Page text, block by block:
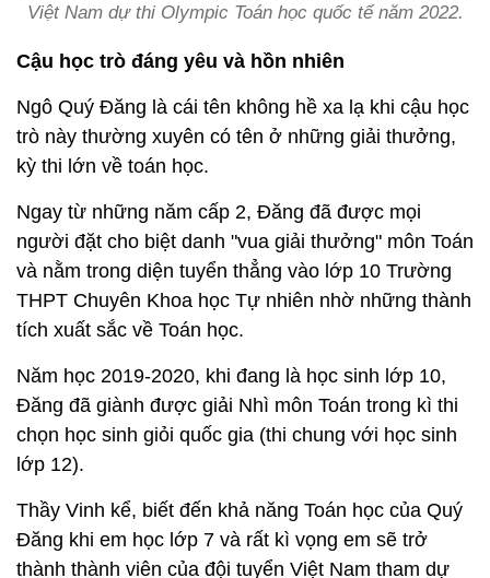
Việt Nam dự thi Olympic Toán học quốc tế năm 2022.
Cậu học trò đáng yêu và hồn nhiên
Ngô Quý Đăng là cái tên không hề xa lạ khi cậu học
trò này thường xuyên có tên ở những giải thưởng,
kỳ thi lớn về toán học.
Ngay từ những năm cấp 2, Đăng đã được mọi
người đặt cho biệt danh "vua giải thưởng" môn Toán
và nằm trong diện tuyển thẳng vào lớp 10 Trường
THPT Chuyên Khoa học Tự nhiên nhờ những thành
tích xuất sắc về Toán học.
Năm học 2019-2020, khi đang là học sinh lớp 10,
Đăng đã giành được giải Nhì môn Toán trong kì thi
chọn học sinh giỏi quốc gia (thi chung với học sinh
lớp 12).
Thầy Vinh kể, biết đến khả năng Toán học của Quý
Đăng khi em học lớp 7 và rất kì vọng em sẽ trở
thành thành viên của đội tuyển Việt Nam tham dự